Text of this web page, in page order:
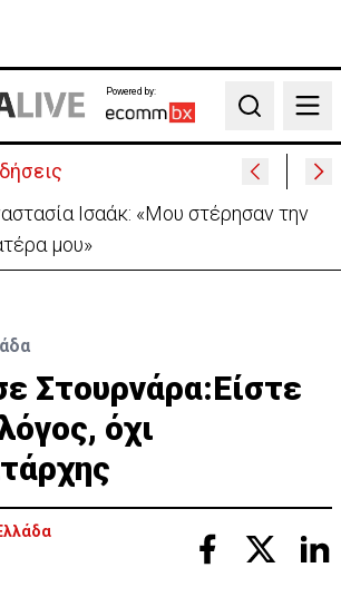
Powered by:
Search
«σκακιέρα» πίσω από το
Στουρνάρα:Είστε
όχι